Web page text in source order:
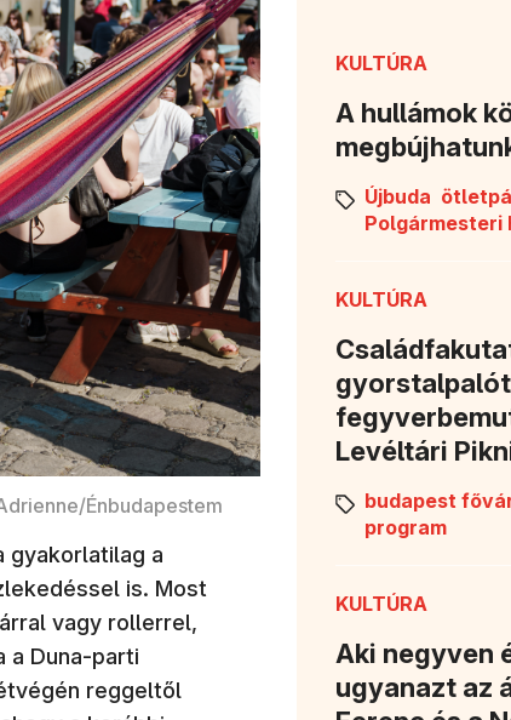
Énbudapestem
gyakorlatilag a
is. Most
vagy rollerrel,
a Duna-parti
reggeltől
KULTÚRA
A hullámok
Újbuda
Polgármesteri
KULTÚRA
Levéltári
budapest
program
KULTÚRA
Aki negyven
ugyanazt az